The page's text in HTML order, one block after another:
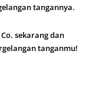
tangannya.
sekarang dan
tanganmu!